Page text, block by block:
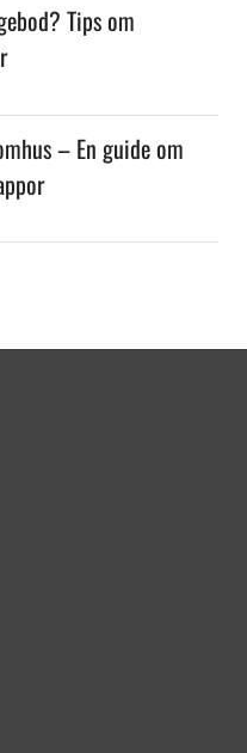
Tips om
– En guide om